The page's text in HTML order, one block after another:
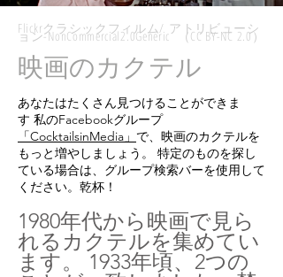
Flickrクラシックフィルム/ アトリビューシ
ョン-NonCommercial2.0Generic （CC BY-NC 2.0）
映画のカクテル
あなたはたくさん見つけることができま
す 私のFacebookグループ
「CocktailsinMedia」 で、 映画のカクテルを
もっと増やし ましょう。 特定のものを探し
ている場合は、グループ検索バーを使用して
ください。乾杯！
1980年代から映画で見ら
れるカクテルを集めてい
ます。 1933年頃、2つの